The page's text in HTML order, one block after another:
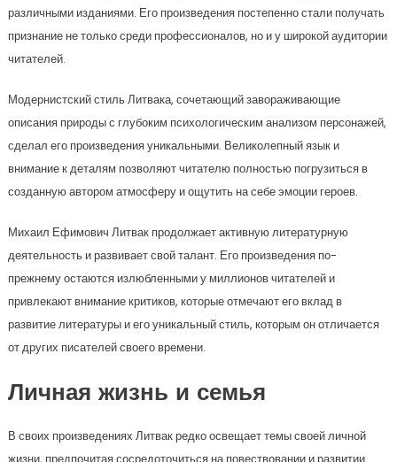
различными изданиями. Его произведения постепенно стали получать
признание не только среди профессионалов, но и у широкой аудитории
читателей.
Модернистский стиль Литвака, сочетающий завораживающие
описания природы с глубоким психологическим анализом персонажей,
сделал его произведения уникальными. Великолепный язык и
внимание к деталям позволяют читателю полностью погрузиться в
созданную автором атмосферу и ощутить на себе эмоции героев.
Михаил Ефимович Литвак продолжает активную литературную
деятельность и развивает свой талант. Его произведения по-
прежнему остаются излюбленными у миллионов читателей и
привлекают внимание критиков, которые отмечают его вклад в
развитие литературы и его уникальный стиль, которым он отличается
от других писателей своего времени.
Личная жизнь и семья
В своих произведениях Литвак редко освещает темы своей личной